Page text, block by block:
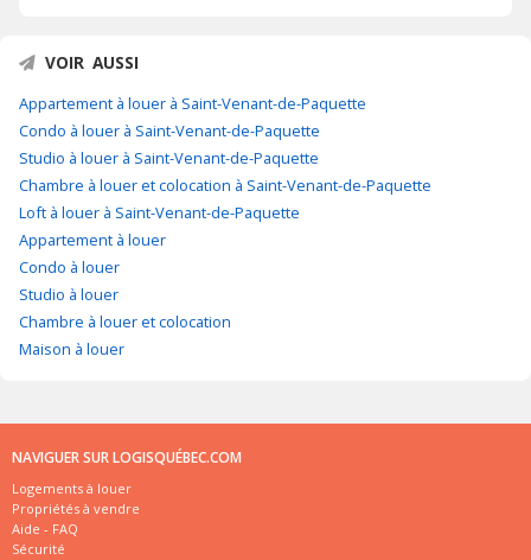
VOIR AUSSI
Appartement à louer à Saint-Venant-de-Paquette
Condo à louer à Saint-Venant-de-Paquette
Studio à louer à Saint-Venant-de-Paquette
Chambre à louer et colocation à Saint-Venant-de-Paquette
Loft à louer à Saint-Venant-de-Paquette
Appartement à louer
Condo à louer
Studio à louer
Chambre à louer et colocation
Maison à louer
NAVIGUER SUR LOGISQUÉBEC.COM
Logements à louer
Propriétés à vendre
Aide - FAQ
Sécurité